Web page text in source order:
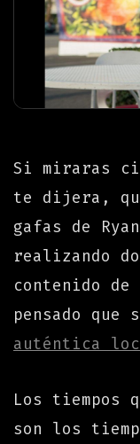
Si miraras
te dijera,
gafas de
realizando
contenido
pensado que
auténtica
Los tiempos
son los